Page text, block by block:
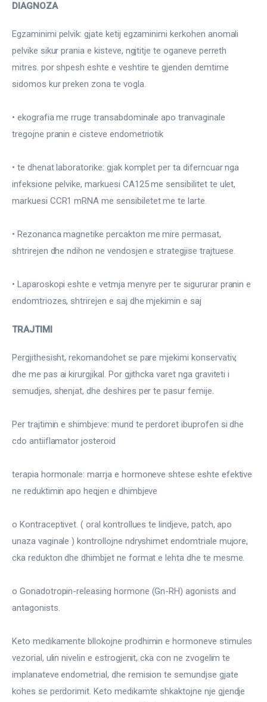
DIAGNOZA
Egzaminimi pelvik: gjate ketij egzaminimi kerkohen anomali
pelvike sikur prania e kisteve, ngjtitje te oganeve perreth
mitres. por shpesh eshte e veshtire te gjenden demtime
sidomos kur preken zona te vogla.
• ekografia me rruge transabdominale apo tranvaginale
tregojne pranin e cisteve endometriotik
• te dhenat laboratorike: gjak komplet per ta diferncuar nga
infeksione pelvike, markuesi CA125 me sensibilitet te ulet,
markuesi CCR1 mRNA me sensibiletet me te larte.
• Rezonanca magnetike percakton me mire permasat,
shtrirejen dhe ndihon ne vendosjen e strategjise trajtuese.
• Laparoskopi eshte e vetmja menyre per te sigururar pranin e
endomtriozes, shtrirejen e saj dhe mjekimin e saj
TRAJTIMI
Pergjithesisht, rekomandohet se pare mjekimi konservativ,
dhe me pas ai kirurgjikal. Por gjithcka varet nga graviteti i
semudjes, shenjat, dhe deshires per te pasur femije.
Per trajtimin e shimbjeve: mund te perdoret ibuprofen si dhe
cdo antiiflamator josteroid
terapia hormonale: marrja e hormoneve shtese eshte efektive
ne reduktimin apo heqjen e dhimbjeve
o Kontraceptivet. ( oral kontrollues te lindjeve, patch, apo
unaza vaginale ) kontrollojne ndryshimet endomtriale mujore,
cka redukton dhe dhimbjet ne format e lehta dhe te mesme.
o Gonadotropin-releasing hormone (Gn-RH) agonists and
antagonists.
Keto medikamente bllokojne prodhimin e hormoneve stimules
vezorial, ulin nivelin e estrogjenit, cka con ne zvogelim te
implanateve endometrial, dhe remision te semundjse gjate
kohes se perdorimit. Keto medikamte shkaktojne nje gjendje